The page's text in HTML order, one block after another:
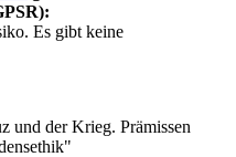
Es gibt keine
und der Krieg. Prämissen